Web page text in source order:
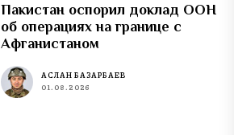
Пакистан оспорил доклад ООН
об операциях на границе с
Афганистаном
АСЛАН БАЗАРБАЕВ
01.08.2026